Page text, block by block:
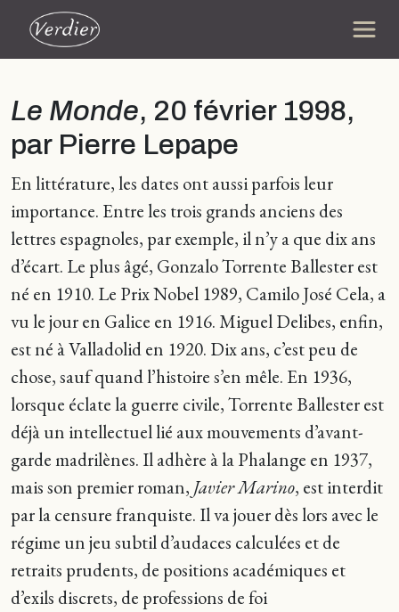
Le Monde, 20 février 1998,
par Pierre Lepape
En littérature, les dates ont aussi parfois leur
importance. Entre les trois grands anciens des
lettres espagnoles, par exemple, il n’y a que dix ans
d’écart. Le plus âgé, Gonzalo Torrente Ballester est
né en 1910. Le Prix Nobel 1989, Camilo José Cela, a
vu le jour en Galice en 1916. Miguel Delibes, enfin,
est né à Valladolid en 1920. Dix ans, c’est peu de
chose, sauf quand l’histoire s’en mêle. En 1936,
lorsque éclate la guerre civile, Torrente Ballester est
déjà un intellectuel lié aux mouvements d’avant-
garde madrilènes. Il adhère à la Phalange en 1937,
mais son premier roman, Javier Marino, est interdit
par la censure franquiste. Il va jouer dès lors avec le
régime un jeu subtil d’audaces calculées et de
retraits prudents, de positions académiques et
d’exils discrets, de professions de foi